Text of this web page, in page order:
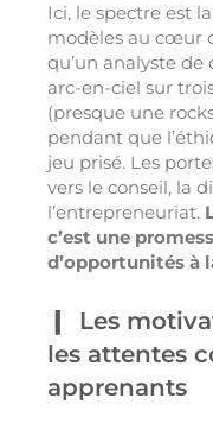
Ici, le spectre est
modèles au cœur
qu’un analyste de
arc-en-ciel sur
(presque une
pendant que
jeu prisé. Les
vers le conseil, la
l’entrepreneuriat.
c’est une
d’opportunités à
Les
les attentes
apprenants